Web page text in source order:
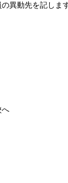
異動先を記します
へ